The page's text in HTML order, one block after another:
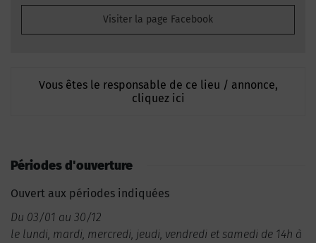
Visiter la page Facebook
Vous êtes le responsable de ce lieu / annonce,
cliquez ici
Périodes d'ouverture
Ouvert aux périodes indiquées
Du 03/01 au 30/12
le lundi, mardi, mercredi, jeudi, vendredi et samedi de 14h à